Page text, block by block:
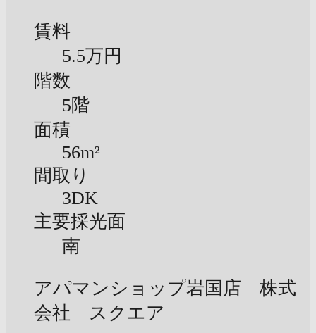
賃料
5.5万円
階数
5階
面積
56m²
間取り
3DK
主要採光面
南
アパマンショップ岩国店 株式
会社 スクエア